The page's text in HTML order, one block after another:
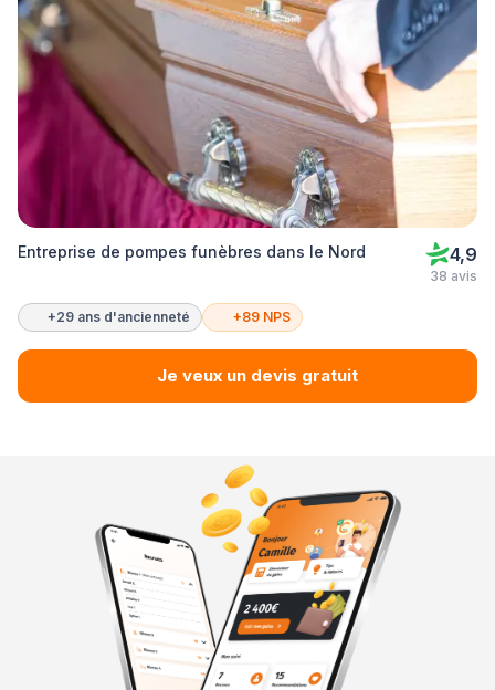
Entreprise de pompes funèbres dans le Nord 4,9
38 avis
+29 ans d'ancienneté +89 NPS
Je veux un devis gratuit